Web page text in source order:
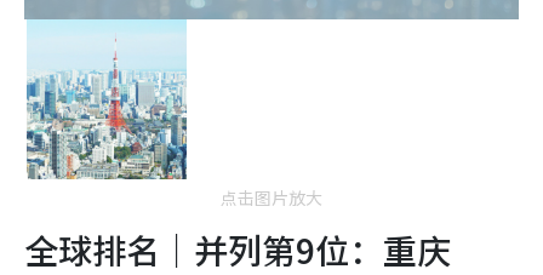
点击图片放大
全球排名｜并列第9位：重庆